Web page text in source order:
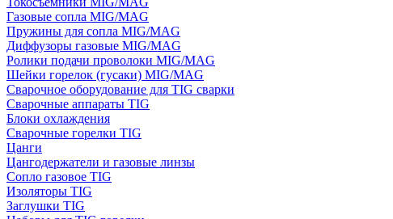
Газовые сопла MIG/MAG
Пружины для сопла MIG/MAG
Диффузоры газовые MIG/MAG
Ролики подачи проволоки MIG/MAG
Шейки горелок (гусаки) MIG/MAG
Сварочное оборудование для TIG сварки
Сварочные аппараты TIG
Блоки охлаждения
Сварочные горелки TIG
Цанги
Цангодержатели и газовые линзы
Сопло газовое TIG
Изоляторы TIG
Заглушки TIG